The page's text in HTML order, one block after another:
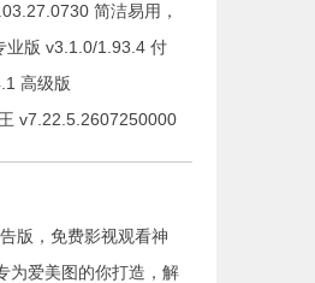
简洁易用，
解锁专业版
业版 v3.1.0/1.93.4 付
高级版
v7.22.5.2607250000
版，免费影视观看神
为爱美图的你打造，解